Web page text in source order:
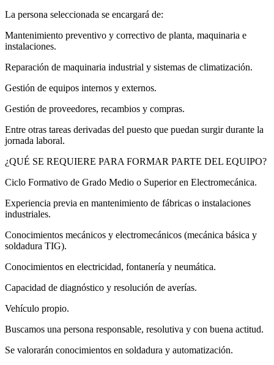
La persona seleccionada se encargará de:
Mantenimiento preventivo y correctivo de planta, maquinaria e
instalaciones.
Reparación de maquinaria industrial y sistemas de climatización.
Gestión de equipos internos y externos.
Gestión de proveedores, recambios y compras.
Entre otras tareas derivadas del puesto que puedan surgir durante la
jornada laboral.
¿QUÉ SE REQUIERE PARA FORMAR PARTE DEL EQUIPO?
Ciclo Formativo de Grado Medio o Superior en Electromecánica.
Experiencia previa en mantenimiento de fábricas o instalaciones
industriales.
Conocimientos mecánicos y electromecánicos (mecánica básica y
soldadura TIG).
Conocimientos en electricidad, fontanería y neumática.
Capacidad de diagnóstico y resolución de averías.
Vehículo propio.
Buscamos una persona responsable, resolutiva y con buena actitud.
Se valorarán conocimientos en soldadura y automatización.